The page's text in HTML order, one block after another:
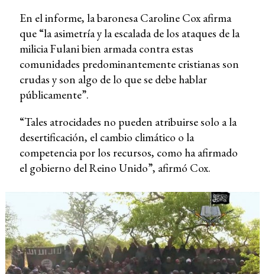
En el informe, la baronesa Caroline Cox afirma
que “la asimetría y la escalada de los ataques de la
milicia Fulani bien armada contra estas
comunidades predominantemente cristianas son
crudas y son algo de lo que se debe hablar
públicamente”.
“Tales atrocidades no pueden atribuirse solo a la
desertificación, el cambio climático o la
competencia por los recursos, como ha afirmado
el gobierno del Reino Unido”, afirmó Cox.